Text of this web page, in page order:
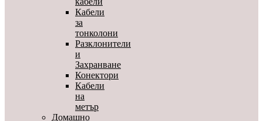
Кабели
за
тонколони
Разклонители
и
Захранване
Конектори
Кабели
на
метър
Домашно